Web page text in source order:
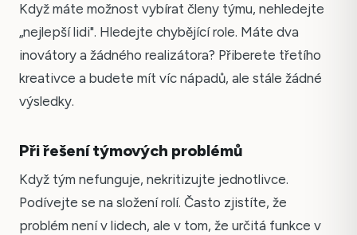
Když máte možnost vybírat členy týmu, nehledejte
„nejlepší lidi". Hledejte chybějící role. Máte dva
inovátory a žádného realizátora? Přiberete třetího
kreativce a budete mít víc nápadů, ale stále žádné
výsledky.
Při řešení týmových problémů
Když tým nefunguje, nekritizujte jednotlivce.
Podívejte se na složení rolí. Často zjistíte, že
problém není v lidech, ale v tom, že určitá funkce v